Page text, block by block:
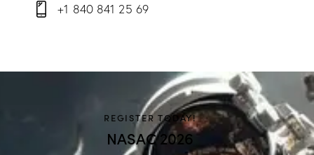
+1 840 841 25 69
REGISTER TODAY!
NASAC 2026